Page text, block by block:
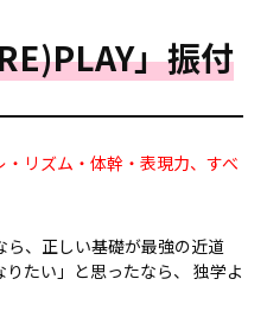
」振付
リズム・体幹・表現力、すべ
ら、正しい基礎が最強の近道
たい」と思ったなら、 独学よ